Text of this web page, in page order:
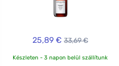
25,89 € 33,69 €
Készleten - 3 napon belül szállítunk